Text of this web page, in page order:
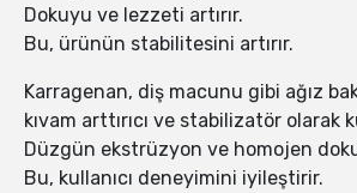
Dokuyu ve lezzeti artırır.
Bu, ürünün stabilitesini artırır.
Karragenan, diş macunu gibi ağız
kıvam arttırıcı ve stabilizatör olarak
Düzgün ekstrüzyon ve homojen
Bu, kullanıcı deneyimini iyileştirir.